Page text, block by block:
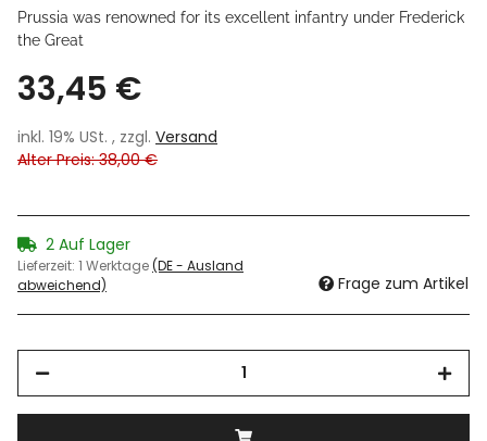
Prussia was renowned for its excellent infantry under Frederick
the Great
33,45 €
inkl. 19% USt. , zzgl. Versand
Alter Preis: 38,00 €
2 Auf Lager
Lieferzeit: 1 Werktage(DE - Ausland
abweichend)
Frage zum Artikel